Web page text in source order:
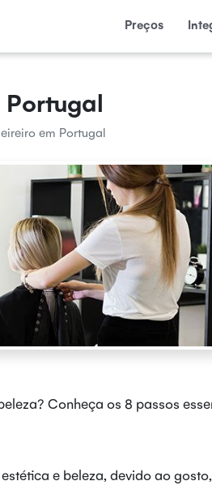
Preços
em Portugal
Conheça os 8 passos
e beleza, devido ao gosto,